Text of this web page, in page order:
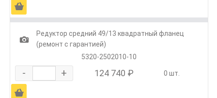
Ä
1
Редуктор средний 49/13 квадратный фланец
(ремонт с гарантией)
5320-2502010-10
- + 124 740 ₽ 0 шт.
Ä